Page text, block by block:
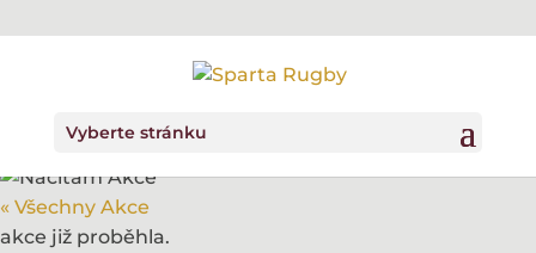
Vyberte stránku
« Všechny Akce
akce již proběhla.